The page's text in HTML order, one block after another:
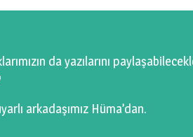
da yazılarını
arkadaşımız Hüma’dan.